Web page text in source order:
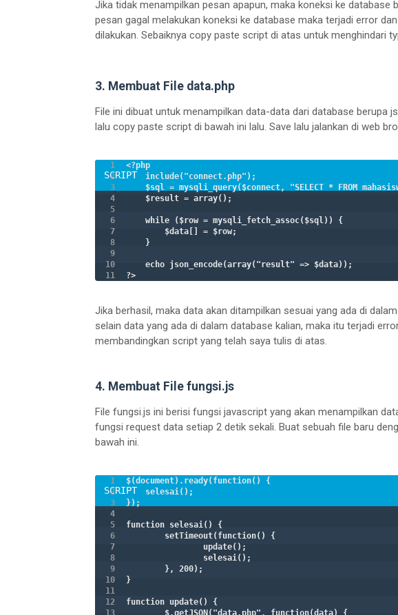
Jika tidak menampilkan pesan apapun, maka koneksi ke database
pesan gagal melakukan koneksi ke database maka terjadi error
dilakukan. Sebaiknya copy paste script di atas untuk menghindari
3. Membuat File data.php
File ini dibuat untuk menampilkan data-data dari database berupa
lalu copy paste script di bawah ini lalu. Save lalu jalankan di web
<?php
    include("connect.php");
$sql = mysqli_query($connect, "SELECT * FROM
    $result = array();
    while ($row = mysqli_fetch_assoc($sql)) {
        $data[] = $row;
    }
    echo json_encode(array("result" => $data));
?>
Jika berhasil, maka data akan ditampilkan sesuai yang ada di
selain data yang ada di dalam database kalian, maka itu terjadi
membandingkan script yang telah saya tulis di atas.
4. Membuat File fungsi.js
File fungsi.js ini berisi fungsi javascript yang akan menampilkan
fungsi request data setiap 2 detik sekali. Buat sebuah file baru
bawah ini.
$(document).ready(function() {
    selesai();
});
function selesai() {
}
function update() {